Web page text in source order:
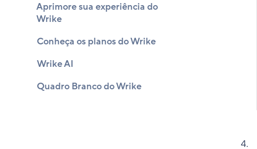
Aprimore sua experiência do
Wrike
Conheça os planos do Wrike
Wrike AI
Quadro Branco do Wrike